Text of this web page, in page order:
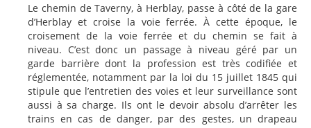
Le chemin de Taverny, à Herblay, passe à côté de la gare
d’Herblay et croise la voie ferrée. À cette époque, le
croisement de la voie ferrée et du chemin se fait à
niveau. C’est donc un passage à niveau géré par un
garde barrière dont la profession est très codifiée et
réglementée, notamment par la loi du 15 juillet 1845 qui
stipule que l’entretien des voies et leur surveillance sont
aussi à sa charge. Ils ont le devoir absolu d’arrêter les
trains en cas de danger, par des gestes, un drapeau